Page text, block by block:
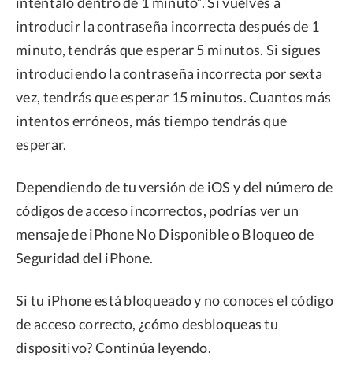
introducir la contraseña incorrecta después de 1
minuto, tendrás que esperar 5 minutos. Si sigues
introduciendo la contraseña incorrecta por sexta
vez, tendrás que esperar 15 minutos. Cuantos más
intentos erróneos, más tiempo tendrás que
esperar.
Dependiendo de tu versión de iOS y del número de
códigos de acceso incorrectos, podrías ver un
mensaje de iPhone No Disponible o Bloqueo de
Seguridad del iPhone.
Si tu iPhone está bloqueado y no conoces el código
de acceso correcto, ¿cómo desbloqueas tu
dispositivo? Continúa leyendo.